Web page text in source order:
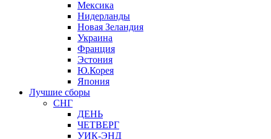
Мексика
Нидерланды
Новая Зеландия
Украина
Франция
Эстония
Ю.Корея
Япония
Лучшие сборы
СНГ
ДЕНЬ
ЧЕТВЕРГ
УИК-ЭНД